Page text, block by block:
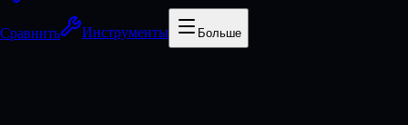
Сравнить Инструменты Больше